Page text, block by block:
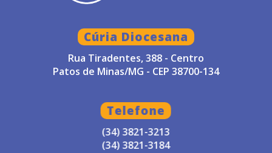
Cúria Diocesana
Rua Tiradentes, 388 - Centro
Patos de Minas/MG - CEP 38700-134
Telefone
(34) 3821-3213
(34) 3821-3184